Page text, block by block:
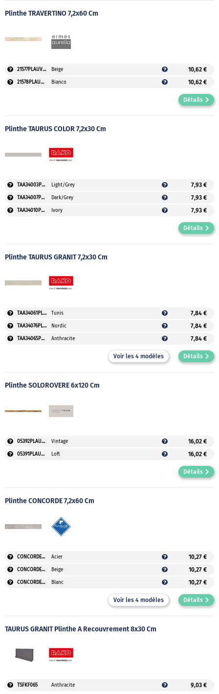
Plinthe TRAVERTINO 7,2x60 Cm
21577PLAUVEO Beige 10,62 €
21578PLAUVEO Bianco 10,62 €
Détails
Plinthe TAURUS COLOR 7,2x30 Cm
TAA34003PLAUVEO Light/Grey 7,93 €
TAA34007PLAUVEO Dark/Grey 7,93 €
TAA34010PLAUVEO Ivory 7,93 €
Détails
Plinthe TAURUS GRANIT 7,2x30 Cm
TAA34061PLAUVEO Tunis 7,84 €
TAA34076PLAUVEO Nordic 7,84 €
TAA34065PLAUVEO Anthracite 7,84 €
Voir les 4 modèles Détails
Plinthe SOLOROVERE 6x120 Cm
05392PLAUVEO Vintage 16,02 €
05391PLAUVEO Loft 16,02 €
Détails
Plinthe CONCORDE 7,2x60 Cm
CONCORDE60ACIERPLAUV Acier 10,27 €
CONCORDE60BEIGEPLAUV Beige 10,27 €
CONCORDE60BLANCPLAUV Blanc 10,27 €
Voir les 4 modèles Détails
TAURUS GRANIT Plinthe À Recouvrement 8x30 Cm
TSFKF065 Anthracite 9,03 €